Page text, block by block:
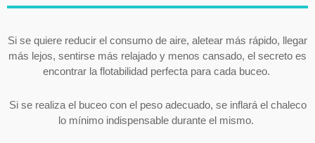
Si se quiere reducir el consumo de aire, aletear más rápido, llegar
más lejos, sentirse más relajado y menos cansado, el secreto es
encontrar la flotabilidad perfecta para cada buceo.
Si se realiza el buceo con el peso adecuado, se inflará el chaleco
lo mínimo indispensable durante el mismo.